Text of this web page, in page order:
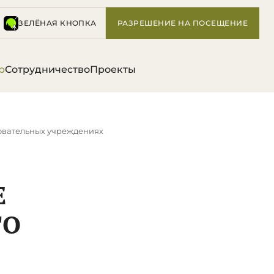
ЗЕЛЁНАЯ КНОПКА РАЗРЕШЕНИЕ НА ПОСЕЩЕНИЕ
СотрудничествоПроекты
учреждениях